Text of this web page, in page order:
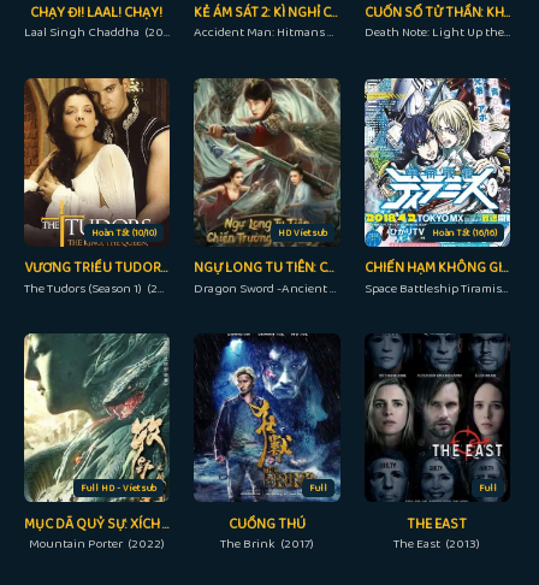
CHẠY ĐI! LAAL! CHẠY!
Laal Singh Chaddha (2022)
KẺ ÁM SÁT 2: KÌ NGHỈ CỦA SÁT THỦ
Accident Man: Hitmans Holiday (2022)
CUỐN SỔ TỬ THẦN: KHAI SÁNG THẾ GIỚI MỚI
Death Note: Light Up the New World (2016)
Hoàn Tất (10/10)
VƯƠNG TRIỀU TUDORS (PHẦN 1)
The Tudors (Season 1) (2007)
HD Vietsub
NGỰ LONG TU TIÊN: CHIẾN TRƯỜNG THƯỢNG CỔ
Dragon Sword -Ancient Battlefield (2023)
Hoàn Tất (16/16)
CHIẾN HẠM KHÔNG GIAN TIRAMISU
Space Battleship Tiramisu (2017)
Full HD - Vietsub
MỤC DÃ QUỶ SỰ: XÍCH ĐAN CHÂU
Mountain Porter (2022)
Full
CUỒNG THÚ
The Brink (2017)
Full
THE EAST
The East (2013)